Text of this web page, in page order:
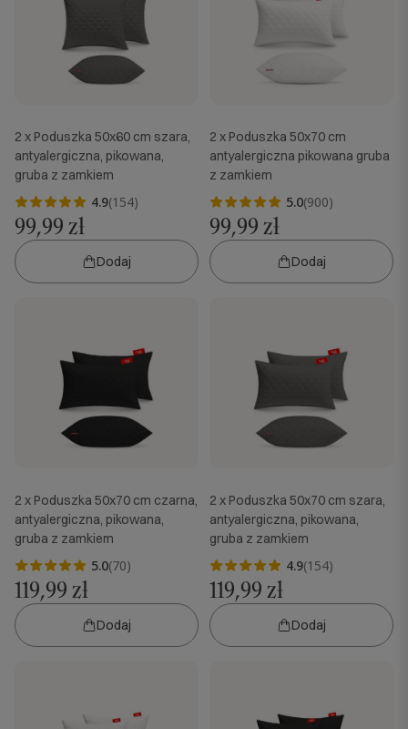
2 x Poduszka 50x60 cm szara,
antyalergiczna, pikowana,
gruba z zamkiem
4.9(154)
99,99 zł
Dodaj
2 x Poduszka 50x70 cm
antyalergiczna pikowana gruba
z zamkiem
5.0(900)
99,99 zł
Dodaj
2 x Poduszka 50x70 cm czarna,
antyalergiczna, pikowana,
gruba z zamkiem
5.0(70)
119,99 zł
Dodaj
2 x Poduszka 50x70 cm szara,
antyalergiczna, pikowana,
gruba z zamkiem
4.9(154)
119,99 zł
Dodaj